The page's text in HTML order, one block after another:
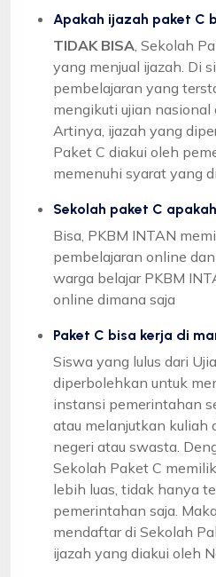
Apakah ijazah paket C
TIDAK BISA , Sekolah
yang menjual ijazah. Di
pembelajaran yang
mengikuti ujian nasional
Artinya, ijazah yang
Paket C diakui oleh
memenuhi syarat yang
Sekolah paket C
Bisa, PKBM INTAN
pembelajaran online
warga belajar PKBM
online dimana saja
Paket C bisa kerja di
Siswa yang lulus dari
diperbolehkan untuk
instansi pemerintahan
atau melanjutkan kuliah
negeri atau swasta.
Sekolah Paket C
lebih luas, tidak hanya
pemerintahan saja.
mendaftar di Sekolah
ijazah yang diakui oleh